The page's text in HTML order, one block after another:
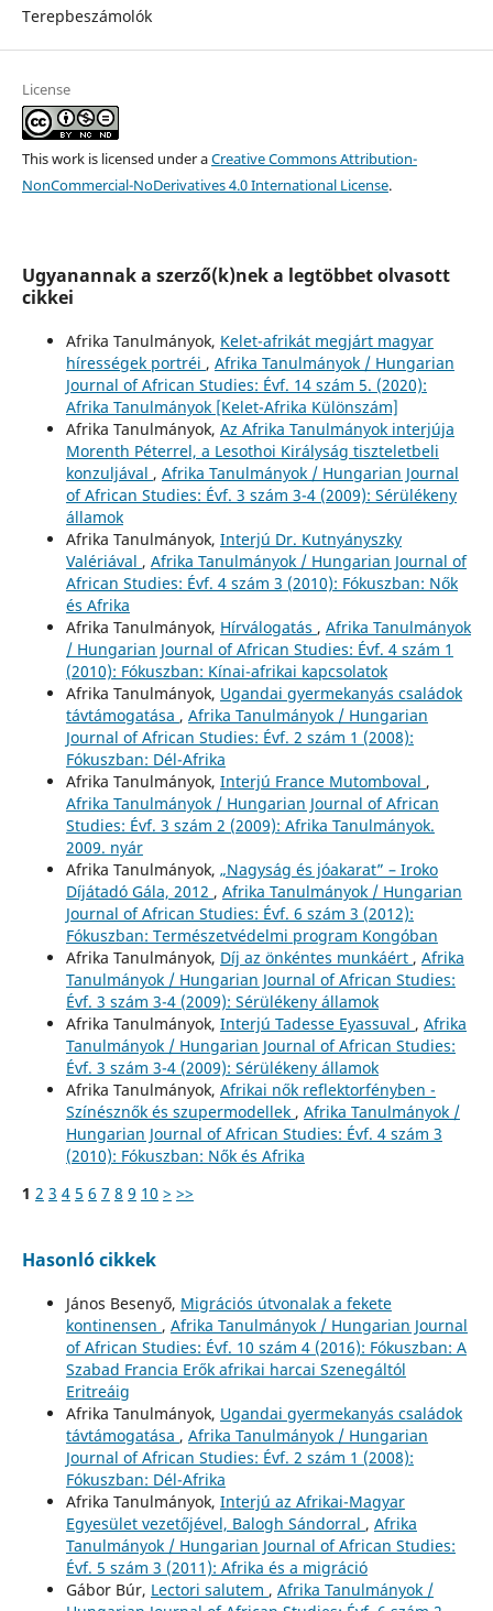
Terepbeszámolók
License
This work is licensed under aCreative Commons Attribution-
NonCommercial-NoDerivatives 4.0 International License.
Ugyanannak a szerző(k)nek a legtöbbet olvasott
cikkei
Afrika Tanulmányok, Kelet-afrikát megjárt magyar
hírességek portréi , Afrika Tanulmányok / Hungarian
Journal of African Studies: Évf. 14 szám 5. (2020):
Afrika Tanulmányok [Kelet-Afrika Különszám]
Afrika Tanulmányok, Az Afrika Tanulmányok interjúja
Morenth Péterrel, a Lesothoi Királyság tiszteletbeli
konzuljával , Afrika Tanulmányok / Hungarian Journal
of African Studies: Évf. 3 szám 3-4 (2009): Sérülékeny
államok
Afrika Tanulmányok, Interjú Dr. Kutnyányszky
Valériával , Afrika Tanulmányok / Hungarian Journal of
African Studies: Évf. 4 szám 3 (2010): Fókuszban: Nők
és Afrika
Afrika Tanulmányok, Hírválogatás , Afrika Tanulmányok
/ Hungarian Journal of African Studies: Évf. 4 szám 1
(2010): Fókuszban: Kínai-afrikai kapcsolatok
Afrika Tanulmányok, Ugandai gyermekanyás családok
távtámogatása , Afrika Tanulmányok / Hungarian
Journal of African Studies: Évf. 2 szám 1 (2008):
Fókuszban: Dél-Afrika
Afrika Tanulmányok, Interjú France Mutomboval ,
Afrika Tanulmányok / Hungarian Journal of African
Studies: Évf. 3 szám 2 (2009): Afrika Tanulmányok.
2009. nyár
Afrika Tanulmányok, „Nagyság és jóakarat” – Iroko
Díjátadó Gála, 2012 , Afrika Tanulmányok / Hungarian
Journal of African Studies: Évf. 6 szám 3 (2012):
Fókuszban: Természetvédelmi program Kongóban
Afrika Tanulmányok, Díj az önkéntes munkáért , Afrika
Tanulmányok / Hungarian Journal of African Studies:
Évf. 3 szám 3-4 (2009): Sérülékeny államok
Afrika Tanulmányok, Interjú Tadesse Eyassuval , Afrika
Tanulmányok / Hungarian Journal of African Studies:
Évf. 3 szám 3-4 (2009): Sérülékeny államok
Afrika Tanulmányok, Afrikai nők reflektorfényben -
Színésznők és szupermodellek , Afrika Tanulmányok /
Hungarian Journal of African Studies: Évf. 4 szám 3
(2010): Fókuszban: Nők és Afrika
1 2 3 4 5 6 7 8 9 10 > >>
Hasonló cikkek
János Besenyő, Migrációs útvonalak a fekete
kontinensen , Afrika Tanulmányok / Hungarian Journal
of African Studies: Évf. 10 szám 4 (2016): Fókuszban: A
Szabad Francia Erők afrikai harcai Szenegáltól
Eritreáig
Afrika Tanulmányok, Ugandai gyermekanyás családok
távtámogatása , Afrika Tanulmányok / Hungarian
Journal of African Studies: Évf. 2 szám 1 (2008):
Fókuszban: Dél-Afrika
Afrika Tanulmányok, Interjú az Afrikai-Magyar
Egyesület vezetőjével, Balogh Sándorral , Afrika
Tanulmányok / Hungarian Journal of African Studies:
Évf. 5 szám 3 (2011): Afrika és a migráció
Gábor Búr, Lectori salutem , Afrika Tanulmányok /